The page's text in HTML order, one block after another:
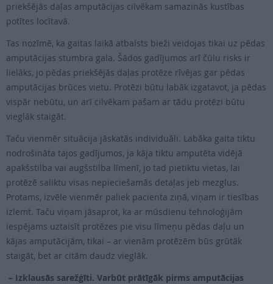
priekšējās daļas amputācijas cilvēkam samazinās kustības
potītes locītavā.
Tas nozīmē, ka gaitas laikā atbalsts bieži veidojas tikai uz pēdas
amputācijas stumbra gala. Šādos gadījumos arī čūlu risks ir
lielāks, jo pēdas priekšējās daļas protēze rīvējas gar pēdas
amputācijas brūces vietu. Protēzi būtu labāk izgatavot, ja pēdas
vispār nebūtu, un arī cilvēkam pašam ar tādu protēzi būtu
vieglāk staigāt.
Taču vienmēr situācija jāskatās individuāli. Labāka gaita tiktu
nodrošināta tajos gadījumos, ja kāja tiktu amputēta vidējā
apakšstilba vai augšstilba līmenī, jo tad pietiktu vietas, lai
protēzē saliktu visas nepieciešamās detaļas jeb mezglus.
Protams, izvēle vienmēr paliek pacienta ziņā, viņam ir tiesības
izlemt. Taču viņam jāsaprot, ka ar mūsdienu tehnoloģijām
iespējams uztaisīt protēzes pie visu līmeņu pēdas daļu un
kājas amputācijām, tikai – ar vienām protēzēm būs grūtāk
staigāt, bet ar citām daudz vieglāk.
– Izklausās sarežģīti. Varbūt prātīgāk pirms amputācijas